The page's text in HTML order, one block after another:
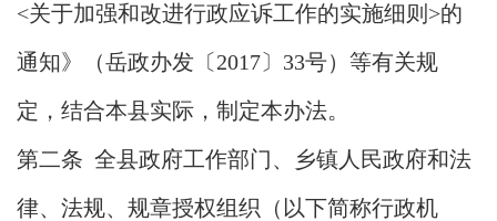
<关于加强和改进行政应诉工作的实施细则>的
通知》（岳政办发〔2017〕33号）等有关规
定，结合本县实际，制定本办法。
第二条 全县政府工作部门、乡镇人民政府和法
律、法规、规章授权组织（以下简称行政机